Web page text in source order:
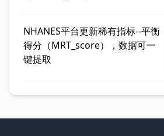
NHANES平台更新稀有指标--平衡
得分（MRT_score），数据可一
键提取